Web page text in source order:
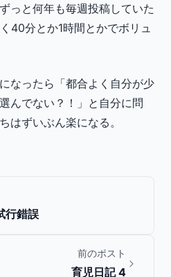
っと何年も毎週投稿していた
40分とか1時間とかでボリュ
なったら「都合よく自分が少
んでない？！」と自分に問
はずいぶん楽になる。
行錯誤
前のポスト
育児日記 4